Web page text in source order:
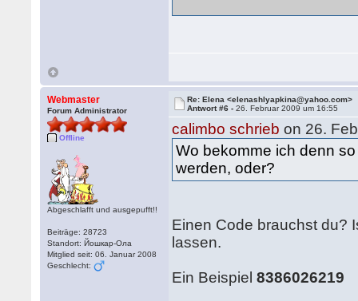
Webmaster
Forum Administrator
Offline
Abgeschlafft und ausgepufft!!
Beiträge: 28723
Standort: Йошкар-Ола
Mitglied seit: 06. Januar 2008
Geschlecht:
Re: Elena <elenashlyapkina@yahoo.com>
Antwort #6 -26. Februar 2009 um 16:55
calimbo schrieb on 26.
Wo bekomme ich denn
werden, oder?
Einen Code brauchst du?
lassen.
Ein Beispiel8386026219